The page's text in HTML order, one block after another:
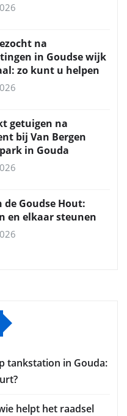
na
in Goudse wijk
zo kunt u helpen
getuigen na
bij Van Bergen
in Gouda
de Goudse Hout:
en elkaar steunen
tankstation in Gouda:
helpt het raadsel